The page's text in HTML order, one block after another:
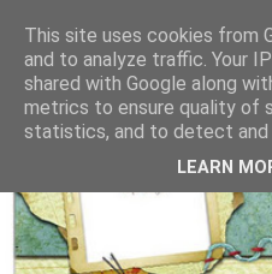
This site uses cookies from
and to analyze traffic. Your
shared with Google along
metrics to ensure quality of
statistics, and to detect and
LEARN